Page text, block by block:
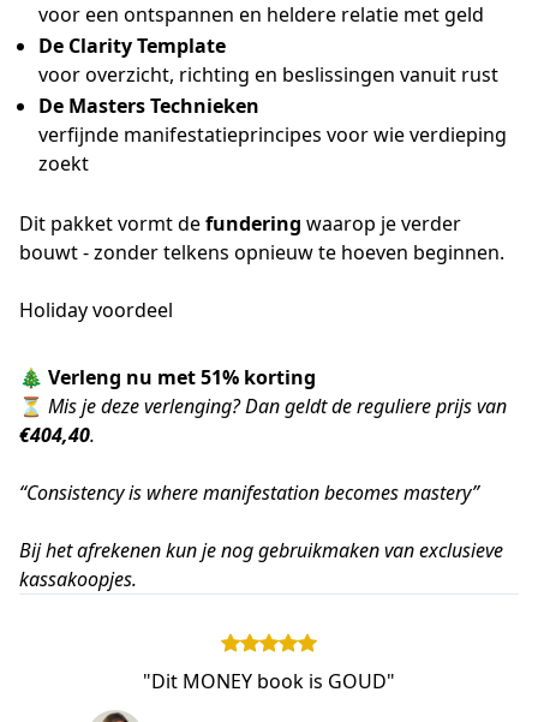
voor een ontspannen en heldere relatie met geld
De Clarity Template
voor overzicht, richting en beslissingen vanuit rust
De Masters Technieken
verfijnde manifestatieprincipes voor wie verdieping
zoekt
Dit pakket vormt defundering waarop je verder
bouwt - zonder telkens opnieuw te hoeven beginnen.
Holiday voordeel
🎄 Verleng nu met 51% korting
⏳ Mis je deze verlenging? Dan geldt de reguliere prijs van
€404,40.
“Consistency is where manifestation becomes mastery”
Bij het afrekenen kun je nog gebruikmaken van exclusieve
kassakoopjes.
"Dit MONEY book is GOUD"